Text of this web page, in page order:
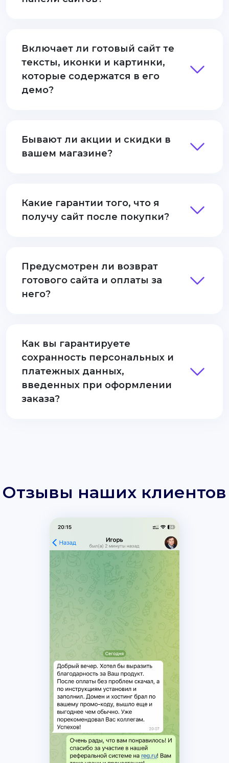
Включает ли готовый сайт те
тексты, иконки и картинки,
которые содержатся в его
демо?
Бывают ли акции и скидки в
вашем магазине?
Какие гарантии того, что я
получу сайт после покупки?
Предусмотрен ли возврат
готового сайта и оплаты за
него?
Как вы гарантируете
сохранность персональных и
платежных данных,
введенных при оформлении
заказа?
Отзывы наших клиентов